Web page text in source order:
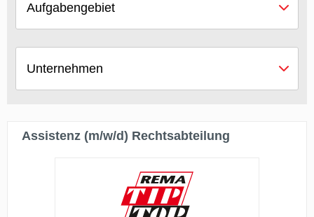
Aufgabengebiet
Unternehmen
Assistenz (m/w/d) Rechtsabteilung